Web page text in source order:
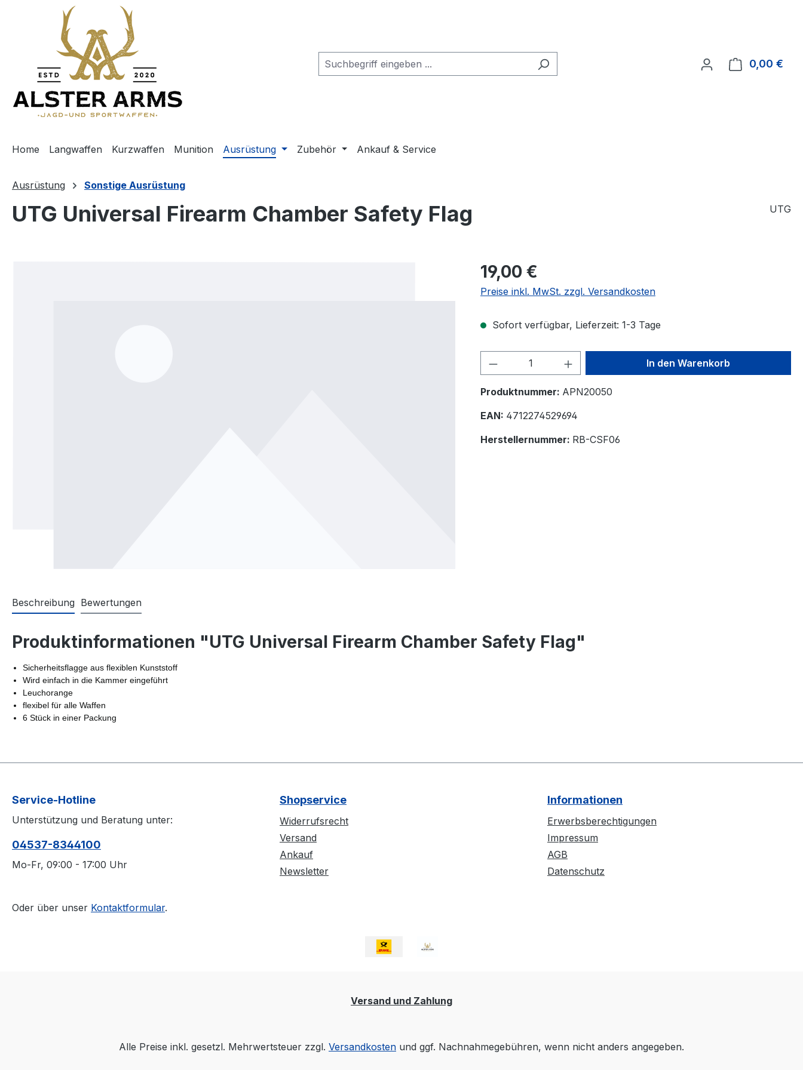
Hauptinhalt springen
Zur Suche springen
Zur Hauptnavigation springen
0,00 €
Home Langwaffen Kurzwaffen Munition Ausrüstung Zubehör Ankauf & Service
Ausrüstung Sonstige Ausrüstung
UTG Universal Firearm Chamber Safety Flag UTG
19,00 €
Preise inkl. MwSt. zzgl. Versandkosten
Sofort verfügbar, Lieferzeit: 1-3 Tage
Produkt Anzahl: Gib den gewünschten Wert
In den Warenkorb
Produktnummer: APN20050
EAN: 4712274529694
Herstellernummer: RB-CSF06
Beschreibung Bewertungen
Produktinformationen "UTG Universal Firearm Chamber Safety Flag"
Sicherheitsflagge aus flexiblen Kunststoff
Wird einfach in die Kammer eingeführt
Leuchorange
flexibel für alle Waffen
6 Stück in einer Packung
Service-Hotline
Unterstützung und Beratung unter:
04537-8344100
Mo-Fr, 09:00 - 17:00 Uhr
Oder über unser Kontaktformular.
Shopservice
Widerrufsrecht
Versand
Ankauf
Newsletter
Informationen
Erwerbsberechtigungen
Impressum
AGB
Datenschutz
Versand und Zahlung
Alle Preise inkl. gesetzl. Mehrwertsteuer zzgl. Versandkosten und ggf. Nachnahmegebühren, wenn nicht anders angegeben.